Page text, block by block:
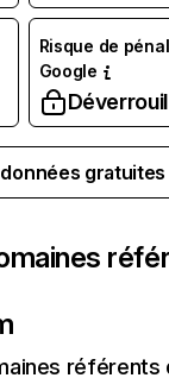
Risque de
Google
référents